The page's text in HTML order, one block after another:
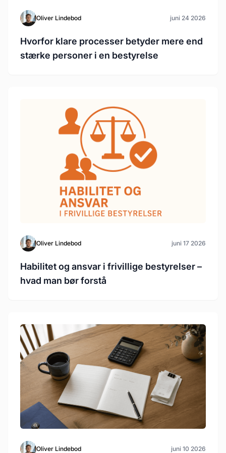
Oliver Lindebod juni 24 2026
Hvorfor klare processer betyder mere end
stærke personer i en bestyrelse
Oliver Lindebod juni 17 2026
Habilitet og ansvar i frivillige bestyrelser –
hvad man bør forstå
Oliver Lindebod juni 10 2026